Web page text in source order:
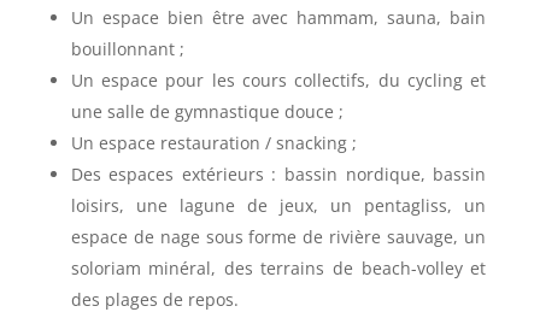
Un espace bien être avec hammam, sauna, bain
bouillonnant ;
Un espace pour les cours collectifs, du cycling et
une salle de gymnastique douce ;
Un espace restauration / snacking ;
Des espaces extérieurs : bassin nordique, bassin
loisirs, une lagune de jeux, un pentagliss, un
espace de nage sous forme de rivière sauvage, un
soloriam minéral, des terrains de beach-volley et
des plages de repos.